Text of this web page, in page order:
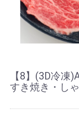
【8】(3D冷凍
すき焼き・し